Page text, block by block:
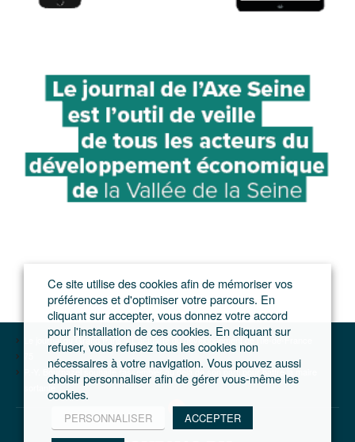
Le journal du Grand Paris – L'actualité du développement de l'Ile-de-France
P.-Y. Bournazel souhaite rassembler au delà de son parti pour battre la maire
sortante
Ce site utilise des cookies afin de mémoriser vos
préférences et d'optimiser votre parcours. En
cliquant sur accepter, vous donnez votre accord
pour l'installation de ces cookies. En cliquant sur
refuser, vous refusez tous les cookies non
nécessaires à votre navigation. Vous pouvez aussi
choisir personnaliser afin de gérer vous-même les
cookies.
PERSONNALISER ACCEPTER